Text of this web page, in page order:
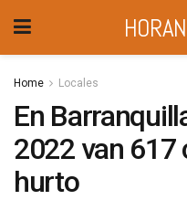
Home Locales
En
2022 van 617
hurto